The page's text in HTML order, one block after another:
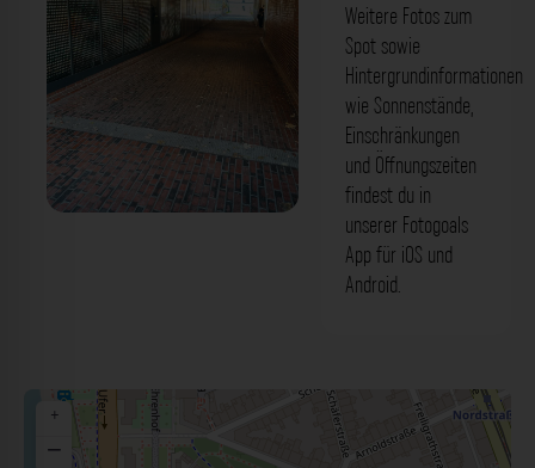
Weitere Fotos zum
Spot sowie
Hintergrundinformationen
wie Sonnenstände,
Einschränkungen
und Öffnungszeiten
findest du in
unserer Fotogoals
App für iOS und
Android.
+
−